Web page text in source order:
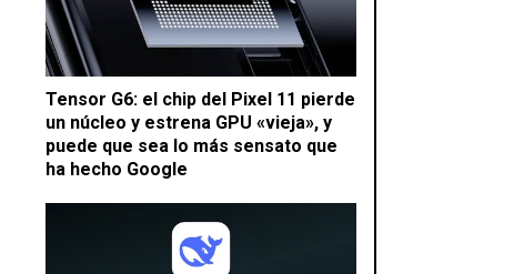
Tensor G6: el chip del Pixel 11 pierde
un núcleo y estrena GPU «vieja», y
puede que sea lo más sensato que
ha hecho Google